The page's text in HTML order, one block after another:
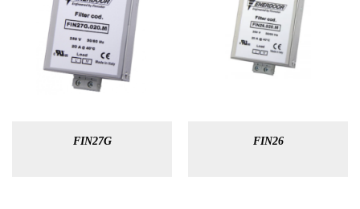
FIN27G FIN26